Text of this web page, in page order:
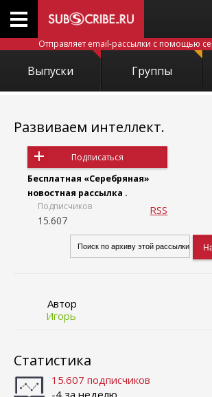
Отправляет email-рассылки с помощью
Выпуски Группы
Развиваем интеллект.
Подписаться
Бесплатная «Серебряная»
новостная рассылка .
Подписчиков
15.607
RSS
Автор
Игорь
Статистика
15.607 подписчиков
-4 за неделю